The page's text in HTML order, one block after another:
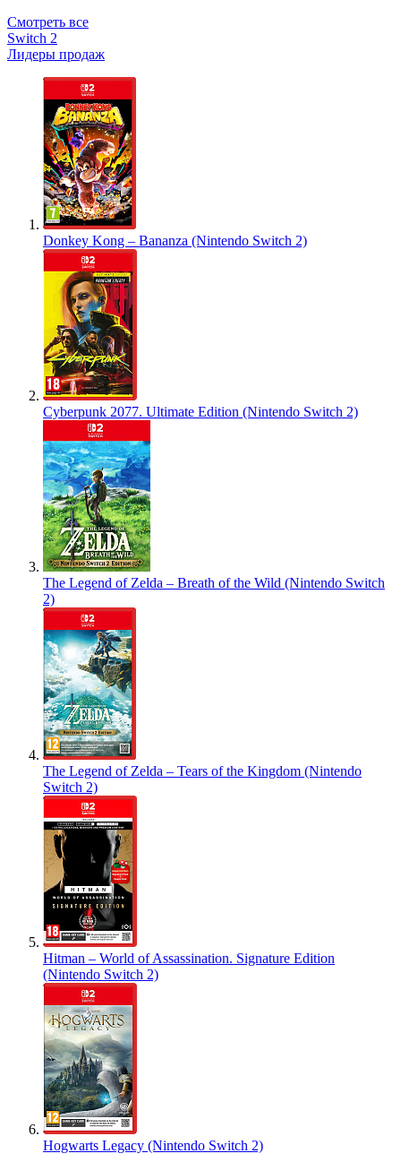
Смотреть все
Switch 2
Лидеры продаж
Donkey Kong – Bananza (Nintendo Switch 2)
Cyberpunk 2077. Ultimate Edition (Nintendo Switch 2)
The Legend of Zelda – Breath of the Wild (Nintendo Switch
2)
The Legend of Zelda – Tears of the Kingdom (Nintendo
Switch 2)
Hitman – World of Assassination. Signature Edition
(Nintendo Switch 2)
Hogwarts Legacy (Nintendo Switch 2)